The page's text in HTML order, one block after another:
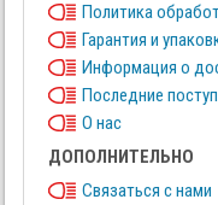
Политика
Гарантия и
Информация о
Последние
О нас
ДОПОЛНИТЕЛЬНО
Связаться с нами